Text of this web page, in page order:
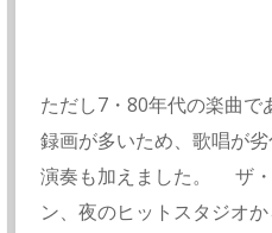
ただし7・80年代の楽曲
録画が多いため、歌唱が
演奏も加えました。 ザ
ン、夜のヒットスタジオ